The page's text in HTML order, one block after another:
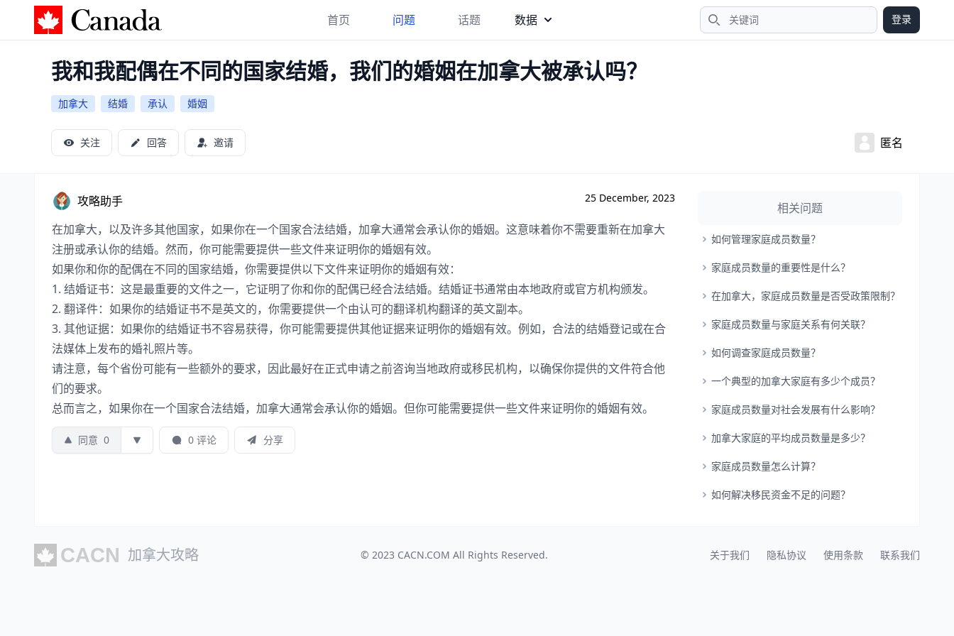
加拿大攻略 搜索
登录
首页 问题 话题 数据
我和我配偶在不同的国家结婚，我们的婚姻在加拿大被承认吗？
加拿大 结婚 承认 婚姻
关注 回答 邀请 匿名
攻略助手 25 December, 2023
在加拿大，以及许多其他国家，如果你在一个国家合法结婚，加拿大通常会承认你的婚姻。这意味着你不需要重新在加拿大
注册或承认你的结婚。然而，你可能需要提供一些文件来证明你的婚姻有效。
如果你和你的配偶在不同的国家结婚，你需要提供以下文件来证明你的婚姻有效：
1. 结婚证书：这是最重要的文件之一，它证明了你和你的配偶已经合法结婚。结婚证书通常由本地政府或官方机构颁发。
2. 翻译件：如果你的结婚证书不是英文的，你需要提供一个由认可的翻译机构翻译的英文副本。
3. 其他证据：如果你的结婚证书不容易获得，你可能需要提供其他证据来证明你的婚姻有效。例如，合法的结婚登记或在合
法媒体上发布的婚礼照片等。
请注意，每个省份可能有一些额外的要求，因此最好在正式申请之前咨询当地政府或移民机构，以确保你提供的文件符合他
们的要求。
总而言之，如果你在一个国家合法结婚，加拿大通常会承认你的婚姻。但你可能需要提供一些文件来证明你的婚姻有效。
同意 0 0 评论 分享
相关问题
如何管理家庭成员数量？
家庭成员数量的重要性是什么？
在加拿大，家庭成员数量是否受政策限制？
家庭成员数量与家庭关系有何关联？
如何调查家庭成员数量？
一个典型的加拿大家庭有多少个成员？
家庭成员数量对社会发展有什么影响？
加拿大家庭的平均成员数量是多少？
家庭成员数量怎么计算？
如何解决移民资金不足的问题？
加拿大攻略 关于我们 隐私协议 使用条款 联系我们
© 2023 CACN.COM All Rights Reserved.